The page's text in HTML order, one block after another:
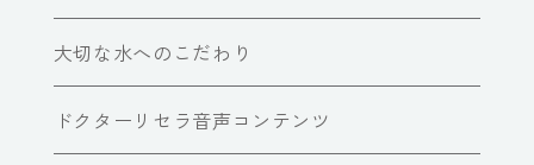
大切な水へのこだわり
ドクターリセラ音声コンテンツ